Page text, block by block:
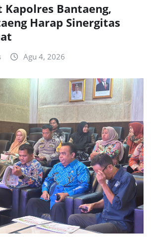
Kapolres Bantaeng,
Harap Sinergitas
Agu 4, 2026